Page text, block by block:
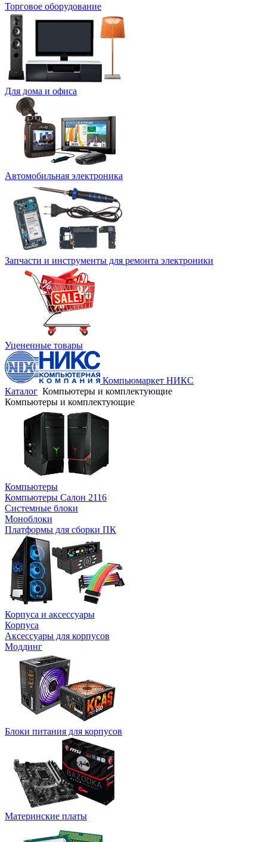
Торговое оборудование
Для дома и офиса
Автомобильная электроника
Запчасти и инструменты для ремонта электроники
Уцененные товары
Компьюмаркет НИКС
Каталог Компьютеры и комплектующие
Компьютеры и комплектующие
Компьютеры
Компьютеры Салон 2116
Системные блоки
Моноблоки
Платформы для сборки ПК
Корпуса и аксессуары
Корпуса
Аксессуары для корпусов
Моддинг
Блоки питания для корпусов
Материнские платы